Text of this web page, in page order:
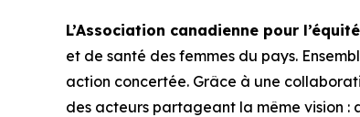
L’Association canadienne pour
et de santé des femmes du pays.
action concertée. Grâce à une
des acteurs partageant la même vision :